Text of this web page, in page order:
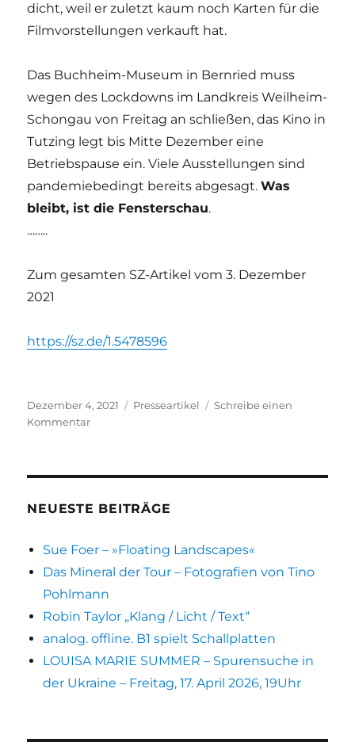
dicht, weil er zuletzt kaum noch Karten für die
Filmvorstellungen verkauft hat.
Das Buchheim-Museum in Bernried muss
wegen des Lockdowns im Landkreis Weilheim-
Schongau von Freitag an schließen, das Kino in
Tutzing legt bis Mitte Dezember eine
Betriebspause ein. Viele Ausstellungen sind
pandemiebedingt bereits abgesagt.Was
bleibt, ist die Fensterschau.
……..
Zum gesamten SZ-Artikel vom 3. Dezember
2021
https://sz.de/1.5478596
Veröffentlicht
am
Dezember 4, 2021 Kategorien
Presseartikel
Schreibe einen
Kommentarzu
NEUESTE BEITRÄGE
Sue Foer – »Floating Landscapes«
Das Mineral der Tour – Fotografien von Tino
Pohlmann
Robin Taylor „Klang / Licht / Text“
analog. offline. B1 spielt Schallplatten
LOUISA MARIE SUMMER – Spurensuche in
der Ukraine – Freitag, 17. April 2026, 19Uhr